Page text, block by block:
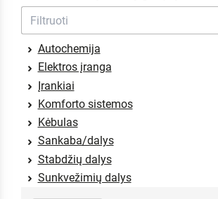
Autochemija
Elektros įranga
Įrankiai
Komforto sistemos
Kėbulas
Sankaba/dalys
Stabdžių dalys
Sunkvežimių dalys